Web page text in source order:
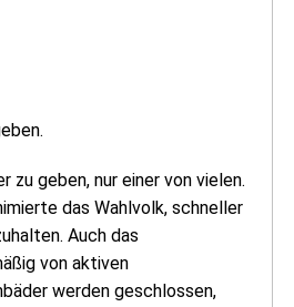
zu geben, nur einer von vielen.
das Wahlvolk, schneller
Auch das
von aktiven
werden geschlossen,